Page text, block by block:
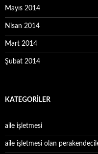
Mayıs 2014
Nisan 2014
Mart 2014
Şubat 2014
KATEGORILER
aile işletmesi
aile işletmesi olan